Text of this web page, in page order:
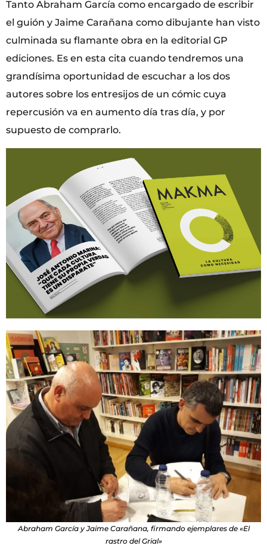
Tanto Abraham García como encargado de escribir
el guión y Jaime Carañana como dibujante han visto
culminada su flamante obra en la editorial GP
ediciones. Es en esta cita cuando tendremos una
grandísima oportunidad de escuchar a los dos
autores sobre los entresijos de un cómic cuya
repercusión va en aumento día tras día, y por
supuesto de comprarlo.
Abraham García y Jaime Carañana, firmando ejemplares de «El
rastro del Grial»